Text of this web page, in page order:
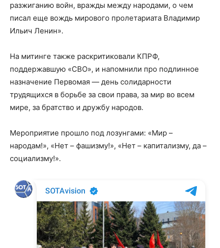
разжиганию войн, вражды между народами, о чeм
писал еще вождь мирового пролетариата Владимир
Ильич Ленин».
На митинге также раскритиковали КПРФ,
поддержавшую «СВО», и напомнили про подлинное
назначение Первомая — день солидарности
трудящихся в борьбе за свои права, за мир во всем
мире, за братство и дружбу народов.
Мероприятие прошло под лозунгами: «Мир –
народам!», «Нет – фашизму!», «Нет – капитализму, да –
социализму!».